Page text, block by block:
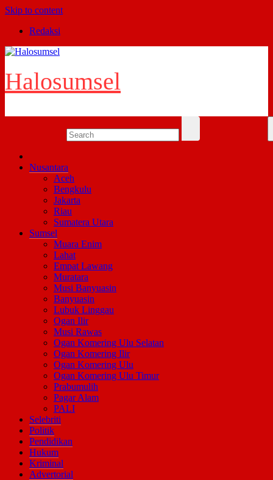
Skip to content
Redaksi
Halosumsel
Nusantara
Aceh
Bengkulu
Jakarta
Riau
Sumatera Utara
Sumsel
Muara Enim
Lahat
Empat Lawang
Muratara
Musi Banyuasin
Banyuasin
Lubuk Linggau
Ogan Ilir
Musi Rawas
Ogan Komering Ulu Selatan
Ogan Komering Ilir
Ogan Komering Ulu
Ogan Komering Ulu Timur
Prabumulih
Pagar Alam
PALI
Selebriti
Politik
Pendidikan
Hukum
Kriminal
Advertorial